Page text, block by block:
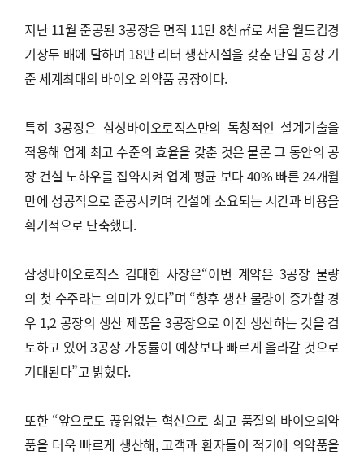
지난 11월 준공된 3공장은 면적 11만 8천㎡로 서울 월드컵경
기장두 배에 달하며 18만 리터 생산시설을 갖춘 단일 공장 기
준 세계최대의 바이오 의약품 공장이다.
특히 3공장은 삼성바이오로직스만의 독창적인 설계기술을
적용해 업계 최고 수준의 효율을 갖춘 것은 물론 그 동안의 공
장 건설 노하우를 집약시켜 업계 평균 보다 40% 빠른 24개월
만에 성공적으로 준공시키며 건설에 소요되는 시간과 비용을
획기적으로 단축했다.
삼성바이오로직스 김태한 사장은“이번 계약은 3공장 물량
의 첫 수주라는 의미가 있다”며 “향후 생산 물량이 증가할 경
우 1,2 공장의 생산 제품을 3공장으로 이전 생산하는 것을 검
토하고 있어 3공장 가동률이 예상보다 빠르게 올라갈 것으로
기대된다”고 밝혔다.
또한 “앞으로도 끊임없는 혁신으로 최고 품질의 바이오의약
품을 더욱 빠르게 생산해, 고객과 환자들이 적기에 의약품을